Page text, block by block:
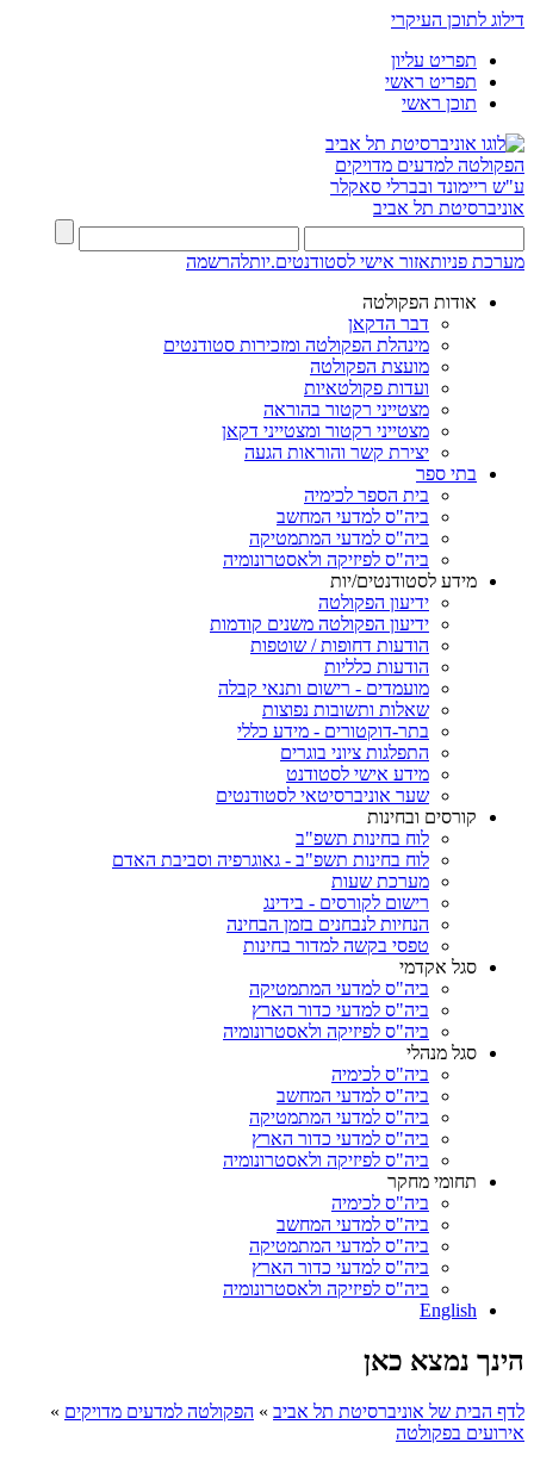
דילוג לתוכן העיקרי
תפריט עליון
תפריט ראשי
תוכן ראשי
הפקולטה למדעים מדויקים
ע"ש ריימונד ובברלי סאקלר
אוניברסיטת תל אביב
מערכת פניותאזור אישי לסטודנטים.יותלהרשמה
אודות הפקולטה
דבר הדקאן
מינהלת הפקולטה ומזכירות סטודנטים
מועצת הפקולטה
ועדות פקולטאיות
מצטייני רקטור בהוראה
מצטייני רקטור ומצטייני דקאן
יצירת קשר והוראות הגעה
בתי ספר
בית הספר לכימיה
ביה"ס למדעי המחשב
ביה"ס למדעי המתמטיקה
ביה"ס לפיזיקה ולאסטרונומיה
מידע לסטודנטים/יות
ידיעון הפקולטה
ידיעון הפקולטה משנים קודמות
הודעות דחופות / שוטפות
הודעות כלליות
מועמדים - רישום ותנאי קבלה
שאלות ותשובות נפוצות
בתר-דוקטורים - מידע כללי
התפלגות ציוני בוגרים
מידע אישי לסטודנט
שער אוניברסיטאי לסטודנטים
קורסים ובחינות
לוח בחינות תשפ"ב
לוח בחינות תשפ"ב - גאוגרפיה וסביבת האדם
מערכת שעות
רישום לקורסים - בידינג
הנחיות לנבחנים בזמן הבחינה
טפסי בקשה למדור בחינות
סגל אקדמי
ביה"ס למדעי המתמטיקה
ביה"ס למדעי כדור הארץ
ביה"ס לפיזיקה ולאסטרונומיה
סגל מנהלי
ביה"ס לכימיה
ביה"ס למדעי המחשב
ביה"ס למדעי המתמטיקה
ביה"ס למדעי כדור הארץ
ביה"ס לפיזיקה ולאסטרונומיה
תחומי מחקר
ביה"ס לכימיה
ביה"ס למדעי המחשב
ביה"ס למדעי המתמטיקה
ביה"ס למדעי כדור הארץ
ביה"ס לפיזיקה ולאסטרונומיה
English
הינך נמצא כאן
לדף הבית של אוניברסיטת תל אביב » הפקולטה למדעים מדויקים »
אירועים בפקולטה